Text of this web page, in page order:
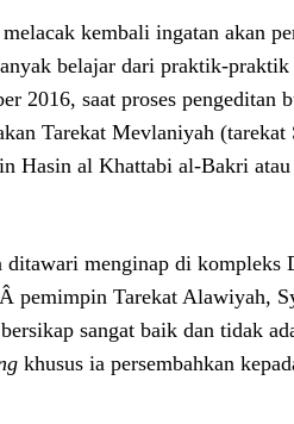
kembali ingatan akan
belajar dari praktik-
2016, saat proses pengeditan
Tarekat Mevlaniyah
Hasin al Khattabi al-Bakri atau
ditawari menginap di
pemimpin Tarekat Alawiyah,
sangat baik dan tidak
khusus ia persembahkan